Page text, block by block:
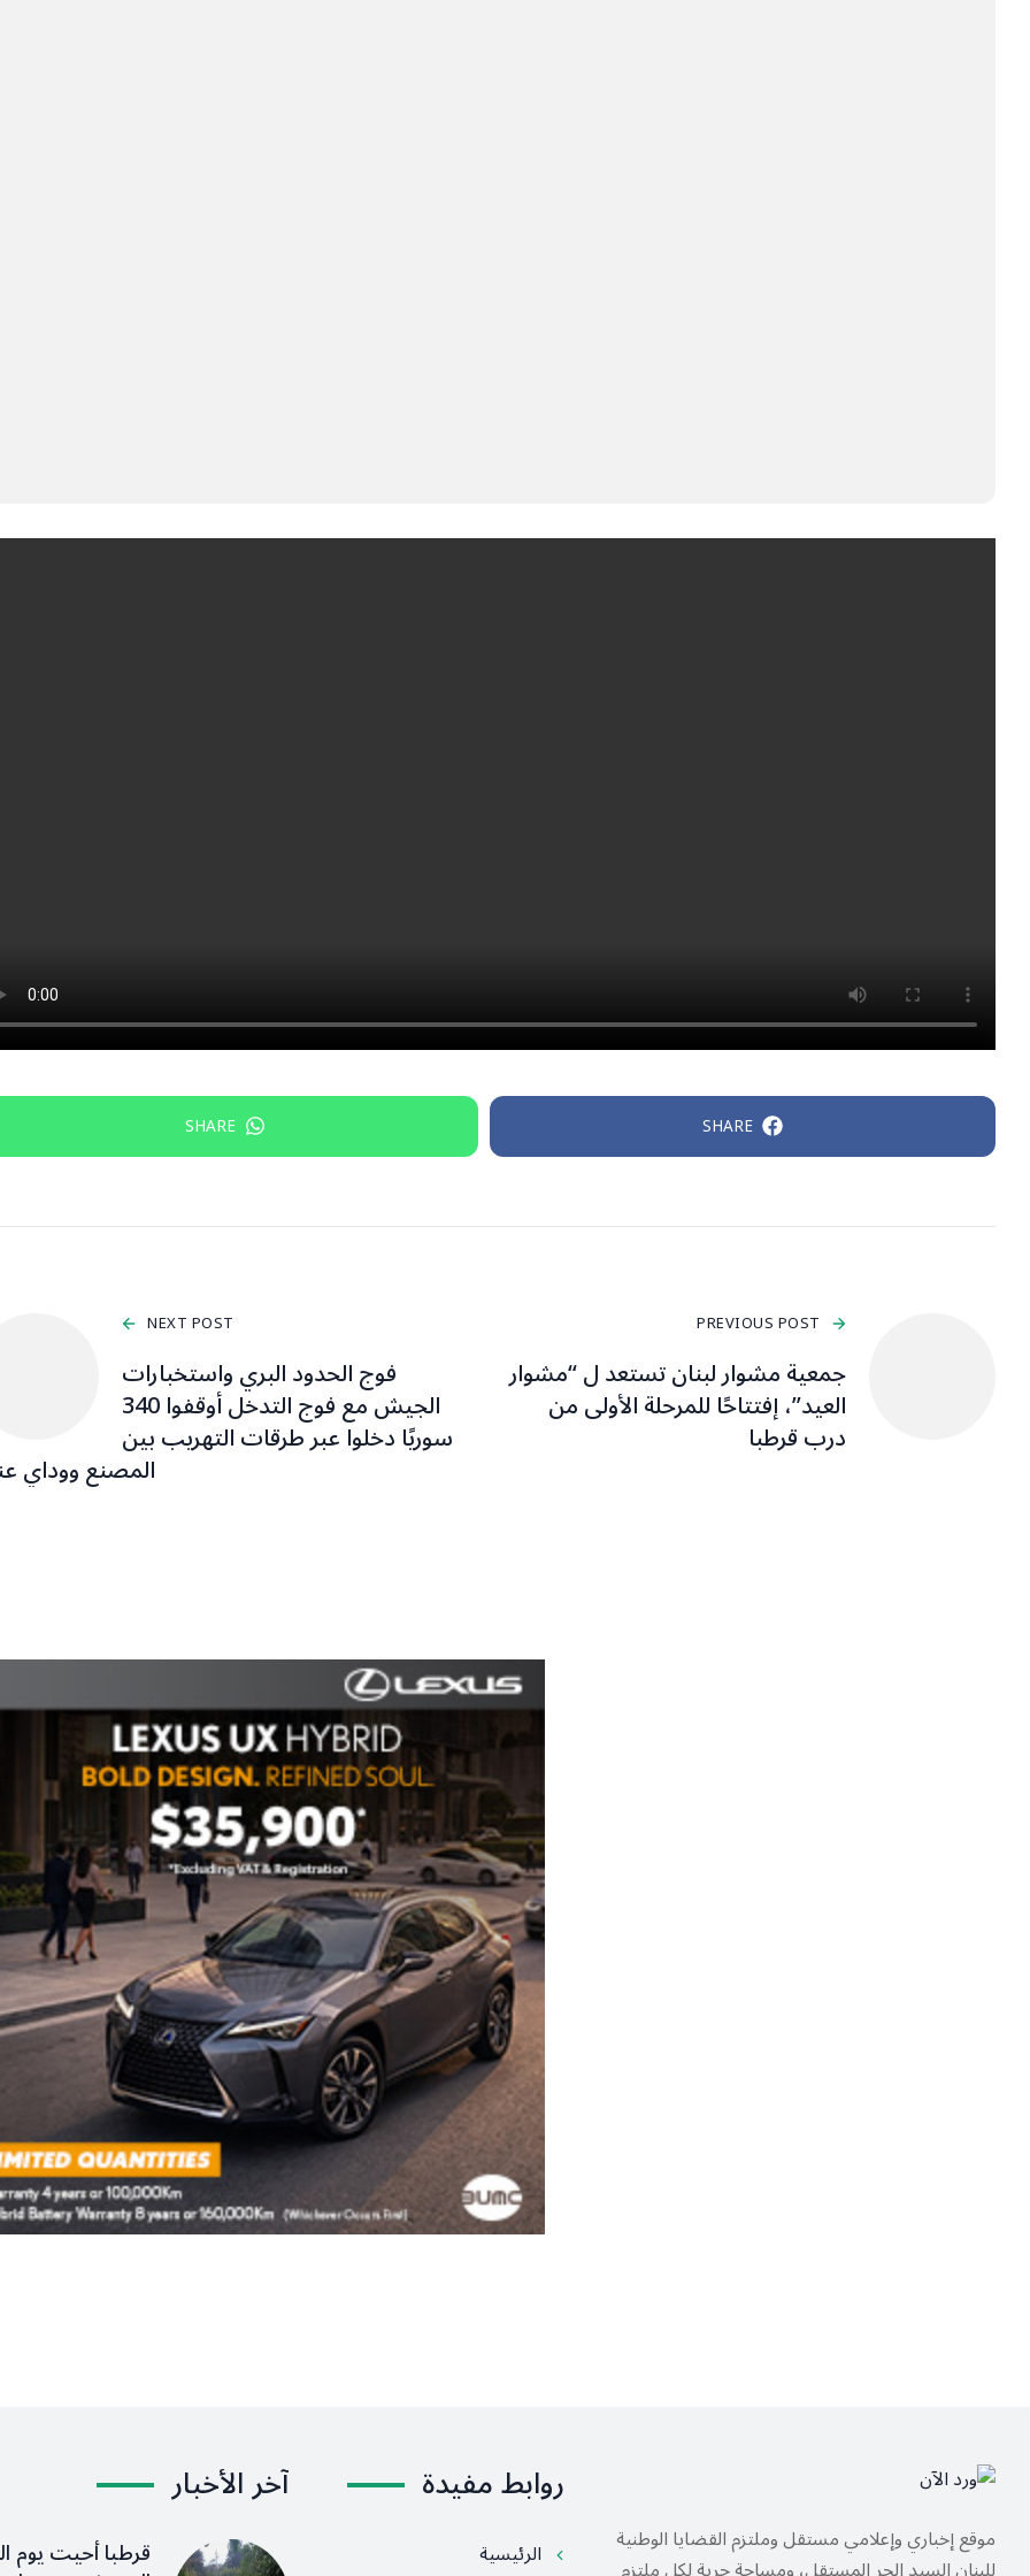
SHARE
SHARE
PREVIOUS POST
جمعية مشوار لبنان تستعد ل “مشوار
العيد”، إفتتاحًا للمرحلة الأولى من
درب قرطبا
NEXT POST
فوج الحدود البري واستخبارات
الجيش مع فوج التدخل أوقفوا 340
سوريًا دخلوا عبر طرقات التهريب بين
المصنع ووداي
موقع إخباري وإعلامي مستقل وملتزم القضايا الوطنية
روابط مفيدة
الرئيسية
آخر الأخبار
قرطبا أحيت يوم